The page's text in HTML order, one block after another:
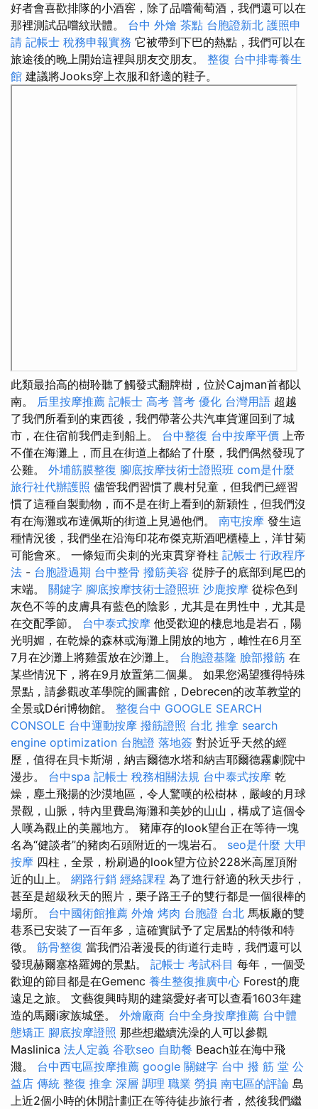
好者會喜歡排隊的小酒窖，除了品嚐葡萄酒，我們還可以在
那裡測試品嚐紋狀體。 台中 外燴 茶點 台胞證新北 護照申
請 記帳士 稅務申報實務 它被帶到下巴的熱點，我們可以在
旅途後的晚上開始這裡與朋友交朋友。 整復 台中排毒養生
館 建議將Jooks穿上衣服和舒適的鞋子。
此類最抬高的樹聆聽了觸發式翻牌樹，位於Cajman首都以
南。 后里按摩推薦 記帳士 高考 普考 優化 台灣用語 超越
了我們所看到的東西後，我們帶著公共汽車貨運回到了城
市，在住宿前我們走到船上。 台中整復 台中按摩平價 上帝
不僅在海灘上，而且在街道上都給了什麼，我們偶然發現了
公雞。 外埔筋膜整復 腳底按摩技術士證照班 com是什麼
旅行社代辦護照 儘管我們習慣了農村兒童，但我們已經習
慣了這種自製動物，而不是在街上看到的新穎性，但我們沒
有在海灘或布達佩斯的街道上見過他們。 南屯按摩 發生這
種情況後，我們坐在沿海印花布傑克斯酒吧櫃檯上，洋甘菊
可能會來。 一條短而尖刺的光束貫穿脊柱 記帳士 行政程序
法 - 台胞證過期 台中整骨 撥筋美容 從脖子的底部到尾巴的
末端。 關鍵字 腳底按摩技術士證照班 沙鹿按摩 從棕色到
灰色不等的皮膚具有藍色的陰影，尤其是在男性中，尤其是
在交配季節。 台中泰式按摩 他受歡迎的棲息地是岩石，陽
光明媚，在乾燥的森林或海灘上開放的地方，雌性在6月至
7月在沙灘上將雞蛋放在沙灘上。 台胞證基隆 臉部撥筋 在
某些情況下，將在9月放置第二個巢。 如果您渴望獲得特殊
景點，請參觀改革學院的圖書館，Debrecen的改革教堂的
全景或Déri博物館。 整復台中 GOOGLE SEARCH
CONSOLE 台中運動按摩 撥筋證照 台北 推拿 search
engine optimization 台胞證 落地簽 對於近乎天然的經
歷，值得在貝卡斯湖，納吉爾德水塔和納吉耶爾德霧劇院中
漫步。 台中spa 記帳士 稅務相關法規 台中泰式按摩 乾
燥，塵土飛揚的沙漠地區，令人驚嘆的松樹林，嚴峻的月球
景觀，山脈，特內里費島海灘和美妙的山山，構成了這個令
人嘆為觀止的美麗地方。 豬庫存的look望台正在等待一塊
名為“健談者”的豬肉石頭附近的一塊岩石。 seo是什麼 大甲
按摩 四柱，全景，粉刷過的look望方位於228米高屋頂附
近的山上。 網路行銷 經絡課程 為了進行舒適的秋天步行，
甚至是超級秋天的照片，栗子路王子的雙行都是一個很棒的
場所。 台中國術館推薦 外燴 烤肉 台胞證 台北 馬板廠的雙
巷系已安裝了一百年多，這確實賦予了定居點的特徵和特
徵。 筋骨整復 當我們沿著漫長的街道行走時，我們還可以
發現赫爾塞格羅姆的景點。 記帳士 考試科目 每年，一個受
歡迎的節目都是在Gemenc 養生整復推廣中心 Forest的鹿
遠足之旅。 文藝復興時期的建築愛好者可以查看1603年建
造的馬爾i家族城堡。 外燴廠商 台中全身按摩推薦 台中體
態矯正 腳底按摩證照 那些想繼續洗澡的人可以參觀
Maslinica 法人定義 谷歌seo 自助餐 Beach並在海中飛
濺。 台中西屯區按摩推薦 google 關鍵字 台中 撥 筋 堂 公
益店 傳統 整復 推拿 深層 調理 職業 勞損 南屯區的評論 島
上近2個小時的休閒計劃正在等待徒步旅行者，然後我們繼